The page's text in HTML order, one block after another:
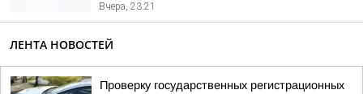
Вчера, 23:21
ЛЕНТА НОВОСТЕЙ
Проверку государственных регистрационных